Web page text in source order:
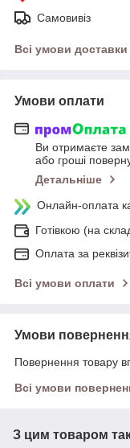
Самовивіз
Всі умови доставки
Умови оплати
Ви отримаєте
або гроші
Детальніше
Онлайн-оплата
Готівкою (на
Оплата за
Всі умови оплати
Умови
Повернення товару
Всі умови
З цим товаром